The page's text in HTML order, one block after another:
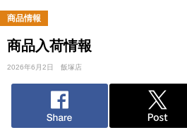
商品情報
商品入荷情報
2026年6月2日 飯塚店